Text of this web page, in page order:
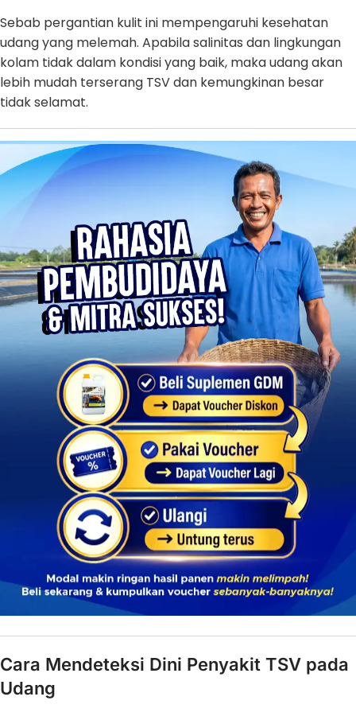
Sebab pergantian kulit ini mempengaruhi kesehatan
udang yang melemah. Apabila salinitas dan lingkungan
kolam tidak dalam kondisi yang baik, maka udang akan
lebih mudah terserang TSV dan kemungkinan besar
tidak selamat.
Cara Mendeteksi Dini Penyakit TSV pada
Udang